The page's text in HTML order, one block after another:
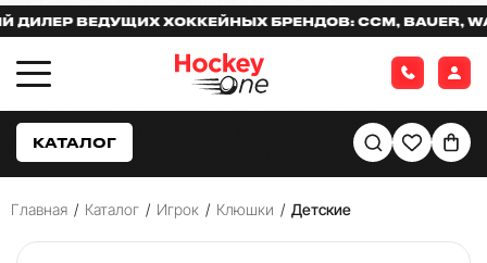
ВЕДУЩИХ ХОККЕЙНЫХ БРЕНДОВ: CCM, BAUER,
КАТАЛОГ
Главная / Каталог / Игрок / Клюшки / Детские